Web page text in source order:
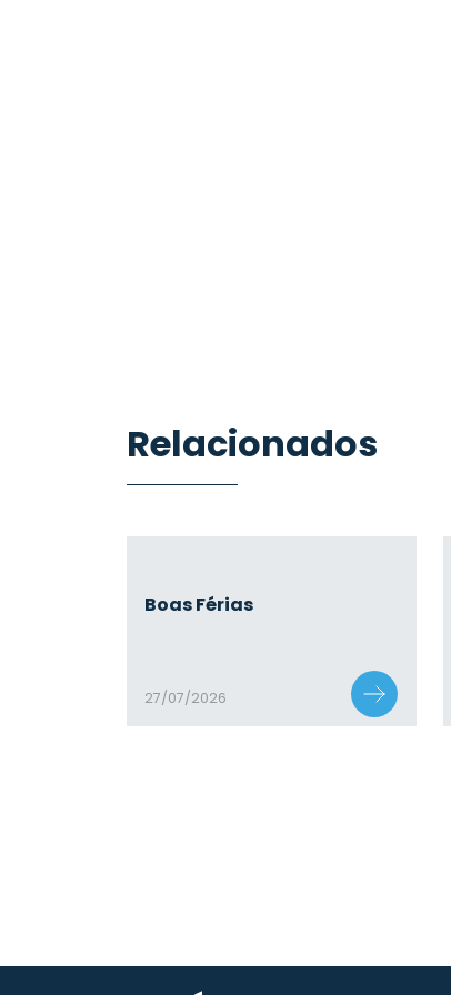
Relacionados
Boas Férias
27/07/2026